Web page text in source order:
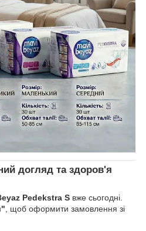
догляд та здоров'я
Pedekstra S вже сьогодні.
, щоб оформити замовлення зі